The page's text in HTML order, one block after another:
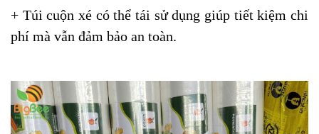
+ Túi cuộn xé có thể tái sử dụng giúp tiết kiệm chi
phí mà vẫn đảm bảo an toàn.